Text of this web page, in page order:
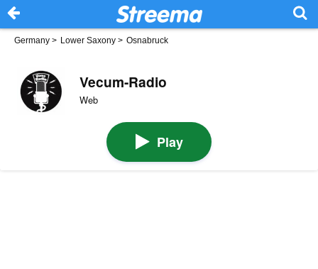
Germany > Lower Saxony > Osnabruck
Vecum-Radio
Web
Play